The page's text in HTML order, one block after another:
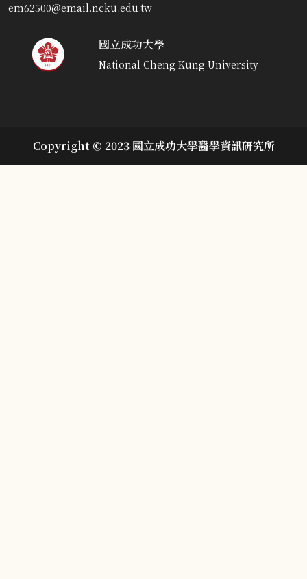
em62500@email.ncku.edu.tw
國立成功大學
National Cheng Kung University
Copyright © 2023 國立成功大學醫學資訊研究所